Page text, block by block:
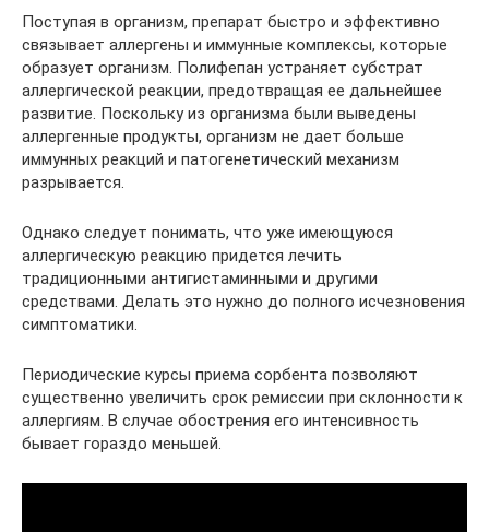
Поступая в организм, препарат быстро и эффективно
связывает аллергены и иммунные комплексы, которые
образует организм. Полифепан устраняет субстрат
аллергической реакции, предотвращая ее дальнейшее
развитие. Поскольку из организма были выведены
аллергенные продукты, организм не дает больше
иммунных реакций и патогенетический механизм
разрывается.
Однако следует понимать, что уже имеющуюся
аллергическую реакцию придется лечить
традиционными антигистаминными и другими
средствами. Делать это нужно до полного исчезновения
симптоматики.
Периодические курсы приема сорбента позволяют
существенно увеличить срок ремиссии при склонности к
аллергиям. В случае обострения его интенсивность
бывает гораздо меньшей.